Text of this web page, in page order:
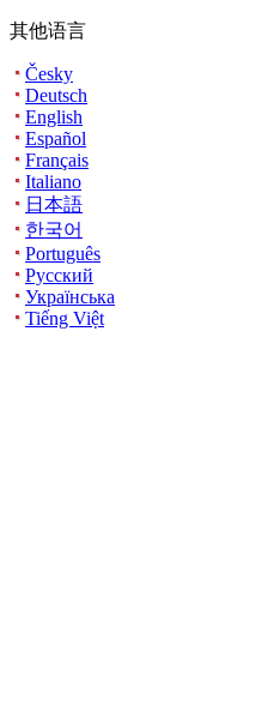
其他语言
Česky
Deutsch
English
Español
Français
Italiano
日本語
한국어
Português
Русский
Українська
Tiếng Việt